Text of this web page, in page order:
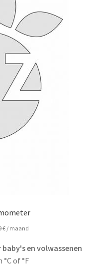
€ / maand
en volwassenen
of °F